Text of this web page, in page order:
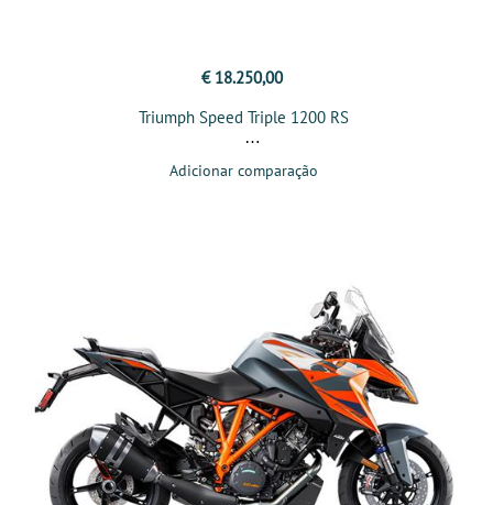
€ 18.250,00
Triumph Speed Triple 1200 RS
Adicionar comparação